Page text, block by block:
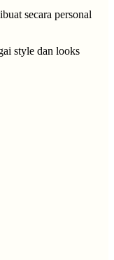
secara personal
style dan looks